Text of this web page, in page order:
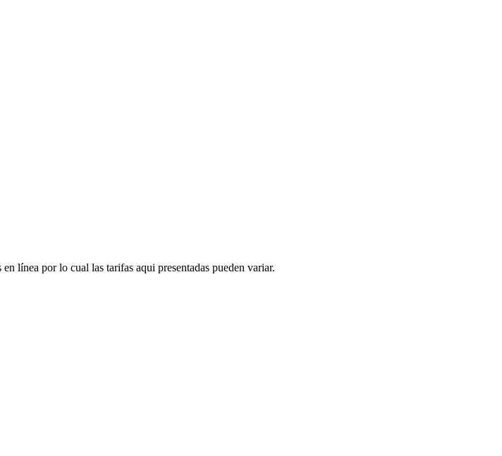
línea por lo cual las tarifas aqui presentadas pueden variar.